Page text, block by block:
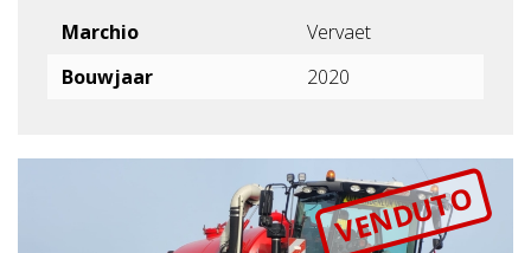
Marchio
Vervaet
Bouwjaar
2020
VENDUTO